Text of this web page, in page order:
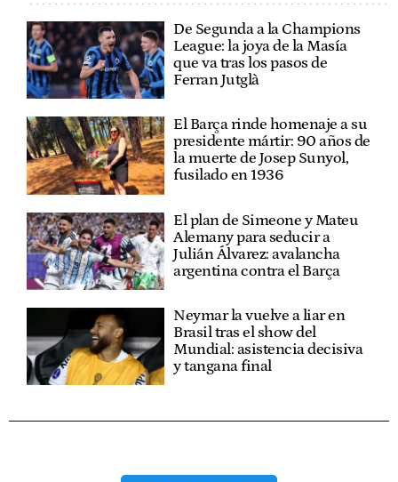
De Segunda a la Champions
League: la joya de la Masía
que va tras los pasos de
Ferran Jutglà
El Barça rinde homenaje a su
presidente mártir: 90 años de
la muerte de Josep Sunyol,
fusilado en 1936
El plan de Simeone y Mateu
Alemany para seducir a
Julián Álvarez: avalancha
argentina contra el Barça
Neymar la vuelve a liar en
Brasil tras el show del
Mundial: asistencia decisiva
y tangana final